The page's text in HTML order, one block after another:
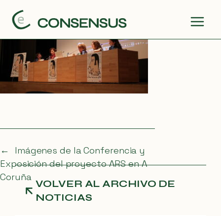
contenido
←
Imágenes de la Conferencia y
Exposición del proyecto ARS en A
Coruña
VOLVER AL ARCHIVO DE
NOTICIAS